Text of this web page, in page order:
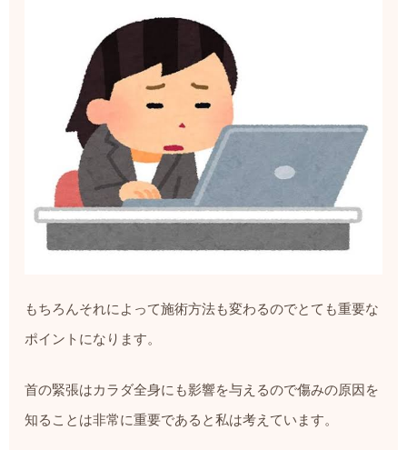
もちろんそれによって施術方法も変わるのでとても重要な
ポイントになります。
首の緊張はカラダ全身にも影響を与えるので傷みの原因を
知ることは非常に重要であると私は考えています。